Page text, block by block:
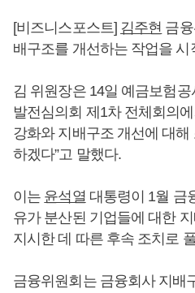
[비즈니스포스트] 김주현 금
배구조를 개선하는 작업을 시
김 위원장은 14일 예금보험
발전심의회 제1차 전체회의
강화와 지배구조 개선에 대
하겠다”고 말했다.
이는 윤석열 대통령이 1월 금
유가 분산된 기업들에 대한
지시한 데 따른 후속 조치로
금융위원회는 금융회사 지배